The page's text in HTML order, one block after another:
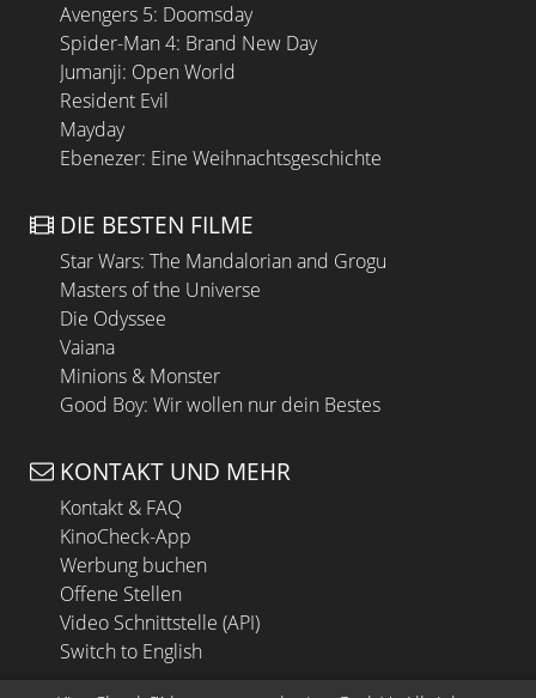
Avengers 5: Doomsday
Spider-Man 4: Brand New Day
Jumanji: Open World
Resident Evil
Mayday
Ebenezer: Eine Weihnachtsgeschichte
DIE BESTEN FILME
Star Wars: The Mandalorian and Grogu
Masters of the Universe
Die Odyssee
Vaiana
Minions & Monster
Good Boy: Wir wollen nur dein Bestes
KONTAKT UND MEHR
Kontakt & FAQ
KinoCheck-App
Werbung buchen
Offene Stellen
Video Schnittstelle (API)
Switch to English